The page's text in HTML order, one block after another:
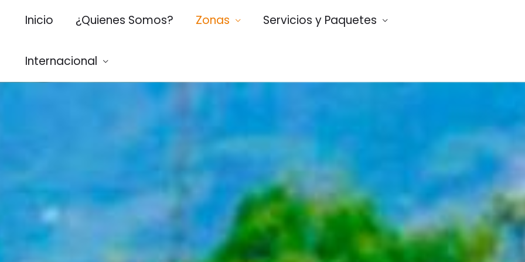
Inicio ¿Quienes Somos? Zonas Servicios y Paquetes
Internacional